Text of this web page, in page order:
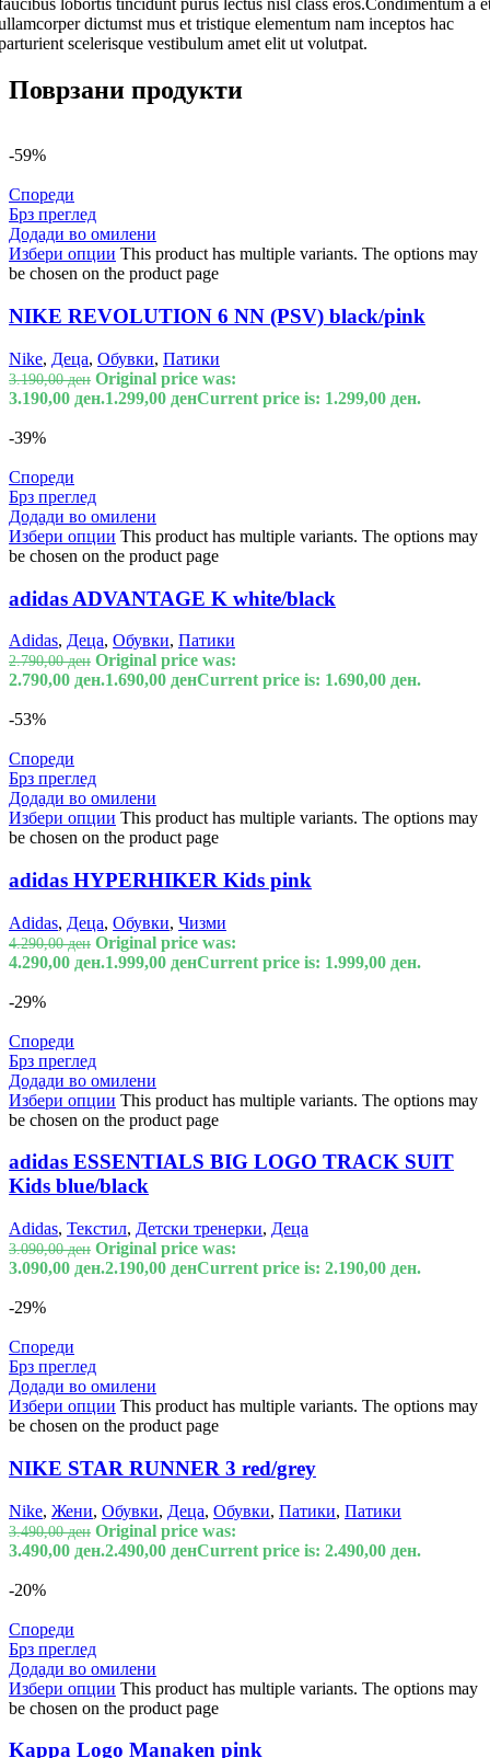
dictumst mus et tristique elementum nam inceptos hac
scelerisque vestibulum amet elit ut volutpat.
Поврзани продукти
-59%
Спореди
Брз преглед
Додади во омилени
Избери опции This product has multiple variants. The options may
be chosen on the product page
NIKE REVOLUTION 6 NN (PSV) black/pink
Nike, Деца, Обувки, Патики
3.190,00ден Original price was:
3.190,00 ден.1.299,00 денCurrent price is: 1.299,00 ден.
-39%
Спореди
Брз преглед
Додади во омилени
Избери опции This product has multiple variants. The options may
be chosen on the product page
adidas ADVANTAGE K white/black
Adidas, Деца, Обувки, Патики
2.790,00ден Original price was:
2.790,00 ден.1.690,00 денCurrent price is: 1.690,00 ден.
-53%
Спореди
Брз преглед
Додади во омилени
Избери опции This product has multiple variants. The options may
be chosen on the product page
adidas HYPERHIKER Kids pink
Adidas, Деца, Обувки, Чизми
4.290,00ден Original price was:
4.290,00 ден.1.999,00 денCurrent price is: 1.999,00 ден.
-29%
Спореди
Брз преглед
Додади во омилени
Избери опции This product has multiple variants. The options may
be chosen on the product page
adidas ESSENTIALS BIG LOGO TRACK SUIT
Kids blue/black
Adidas, Текстил, Детски тренерки, Деца
3.090,00ден Original price was:
3.090,00 ден.2.190,00 денCurrent price is: 2.190,00 ден.
-29%
Спореди
Брз преглед
Додади во омилени
Избери опции This product has multiple variants. The options may
be chosen on the product page
NIKE STAR RUNNER 3 red/grey
Nike, Жени, Обувки, Деца, Обувки, Патики, Патики
3.490,00ден Original price was:
3.490,00 ден.2.490,00 денCurrent price is: 2.490,00 ден.
-20%
Спореди
Брз преглед
Додади во омилени
Избери опции This product has multiple variants. The options may
be chosen on the product page
Kappa Logo Manaken pink